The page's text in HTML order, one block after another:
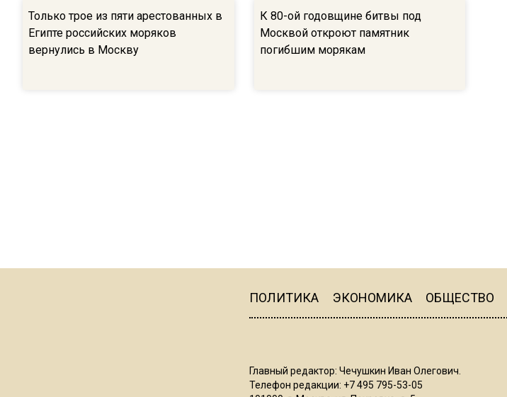
Только трое из пяти арестованных в
Египте российских моряков
вернулись в Москву
К 80-ой годовщине битвы под
Москвой откроют памятник
погибшим морякам
ПОЛИТИКА ЭКОНОМИКА ОБЩЕСТВО
Главный редактор: Чечушкин Иван Олегович.
Телефон редакции: +7 495 795-53-05